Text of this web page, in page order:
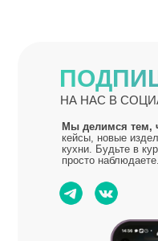
НА НАС В
Мы делимся тем,
кейсы, новые
кухни. Будьте в
просто наблюдаете.